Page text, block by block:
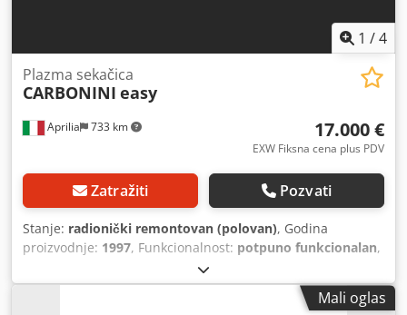
1 /4
Aprilia 733 km
Plazma sekačica
CARBONINI easy
17.000 €
EXW Fiksna cena plus PDV
Zatražiti Pozvati
Stanje: radionički remontovan (polovan), Godina
proizvodnje: 1997, Funkcionalnost: potpuno funkcionalan,
, debljina lima (maks.):
dužina stola:3.000 mm, radna širina:1.500 mm, Plazma
rezač Carbonini model Entry, radna površina 3000x1500
Mali oglas